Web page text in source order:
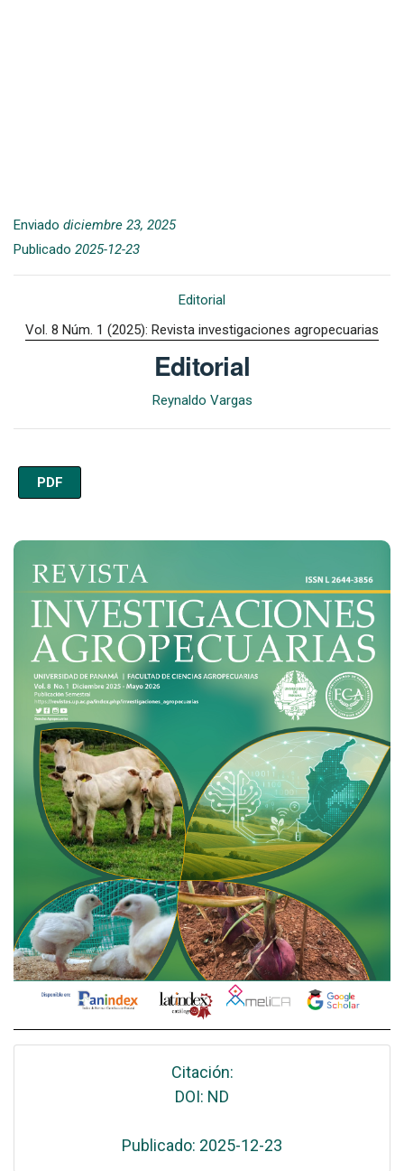
Enviado diciembre 23, 2025
Publicado 2025-12-23
Editorial
Vol. 8 Núm. 1 (2025): Revista investigaciones agropecuarias
Editorial
Reynaldo Vargas
PDF
Imagen de portada
Citación:
DOI: ND
Publicado: 2025-12-23